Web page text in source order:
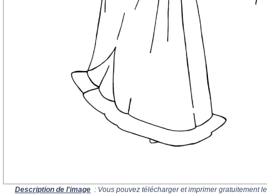
Description de l'image : Vous pouvez télécharger et imprimer gratuitement le